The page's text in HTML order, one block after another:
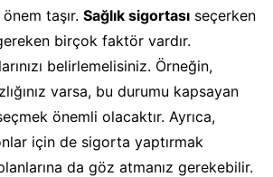
taşır. Sağlık sigortası seçerken
birçok faktör vardır.
belirlemelisiniz. Örneğin,
varsa, bu durumu kapsayan
önemli olacaktır. Ayrıca,
için de sigorta yaptırmak
da göz atmanız gerekebilir.